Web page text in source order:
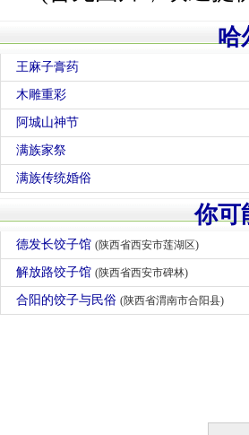
哈
王麻子膏药
木雕重彩
阿城山神节
满族家祭
满族传统婚俗
你可
德发长饺子馆 (陕西省西安市莲湖区)
解放路饺子馆 (陕西省西安市碑林)
合阳的饺子与民俗 (陕西省渭南市合阳县)